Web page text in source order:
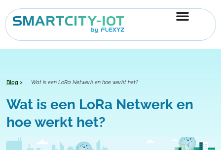
naar
de
inhoud
Blog > Wat is een LoRa Netwerk en hoe werkt het?
Wat is een LoRa Netwerk en
hoe werkt het?